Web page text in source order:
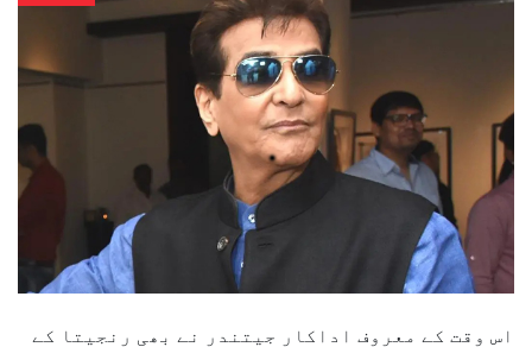
اس وقت کے معروف اداکار جیتندر نے بھی رنجیتا کے